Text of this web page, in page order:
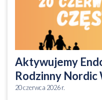
Aktywujemy
Rodzinny Nordic
20 czerwca 2026 r.